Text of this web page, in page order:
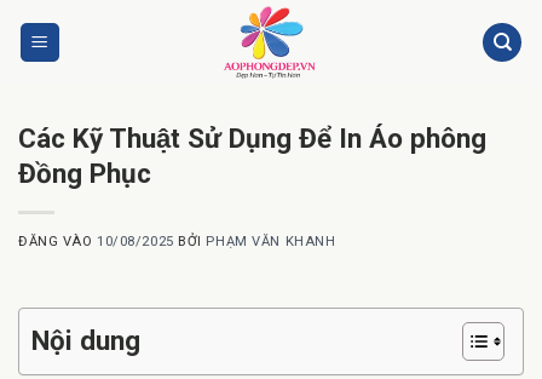
Các Kỹ Thuật Sử Dụng Để In Áo phông
Đồng Phục
ĐĂNG VÀO 10/08/2025 BỞI PHẠM VĂN KHANH
Nội dung